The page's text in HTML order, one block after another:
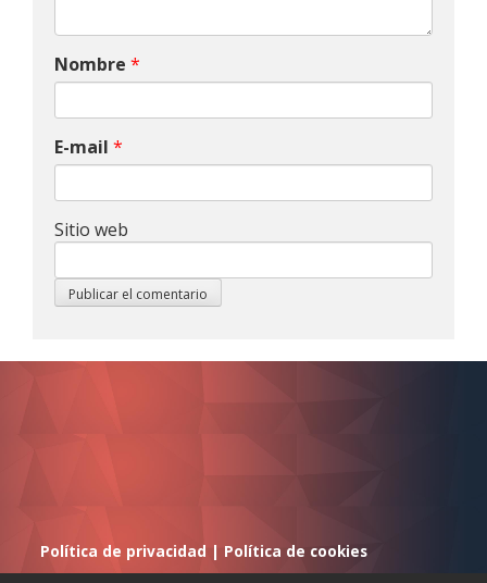
Nombre *
E-mail *
Sitio web
Política de privacidad | Política de cookies